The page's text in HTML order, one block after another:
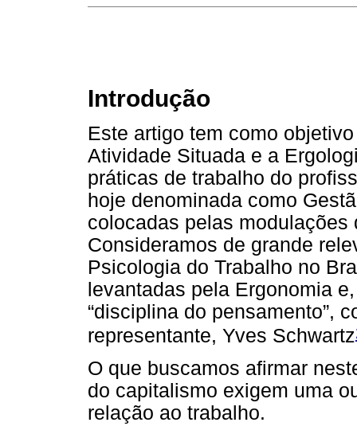
Introdução
Este artigo tem como
Atividade Situada e a
práticas de trabalho do
hoje denominada como
colocadas pelas
Consideramos de grande
Psicologia do Trabalho no
levantadas pela Ergonomia
“disciplina do pensamento”,
representante, Yves Schwartz
O que buscamos afirmar
do capitalismo exigem uma
relação ao trabalho.